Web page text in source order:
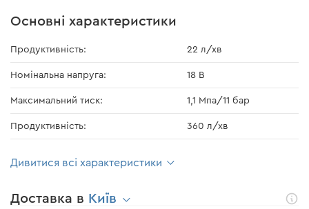
Основні характеристики
Продуктивність: 22 л/хв
Номінальна напруга: 18 В
Максимальний тиск: 1,1 Мпа/11 бар
Продуктивність: 360 л/хв
Дивитися всі характеристики
Доставка в Київ